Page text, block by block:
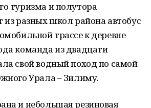
туризма и полутора
из разных школ района автобус
трассе к деревне
команда из двадцати
свой водный поход по самой
Урала – Зилиму.
и небольшая резиновая